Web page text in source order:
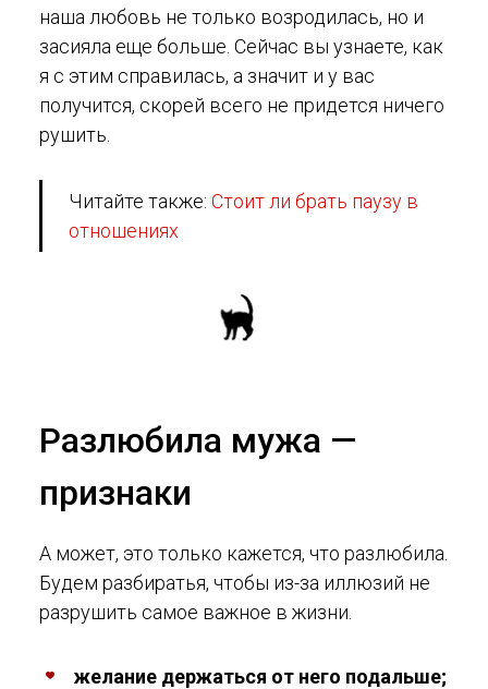
наша любовь не только возродилась, но и
засияла еще больше. Сейчас вы узнаете, как
я с этим справилась, а значит и у вас
получится, скорей всего не придется ничего
рушить.
Читайте также: Стоит ли брать паузу в
отношениях
Разлюбила мужа —
признаки
А может, это только кажется, что разлюбила.
Будем разбиратья, чтобы из-за иллюзий не
разрушить самое важное в жизни.
желание держаться от него подальше;